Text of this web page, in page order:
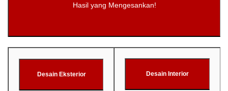
Hasil yang Mengesankan!
Desain Eksterior Desain Interior